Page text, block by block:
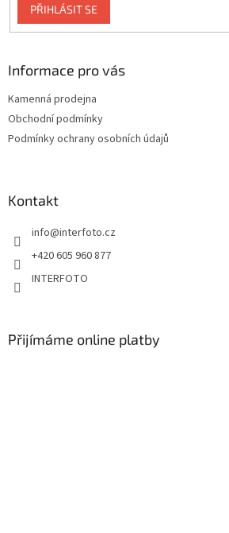
PŘIHLÁSIT SE
Informace pro vás
Kamenná prodejna
Obchodní podmínky
Podmínky ochrany osobních údajů
Kontakt
info@interfoto.cz
+420 605 960 877
INTERFOTO
Přijímáme online platby